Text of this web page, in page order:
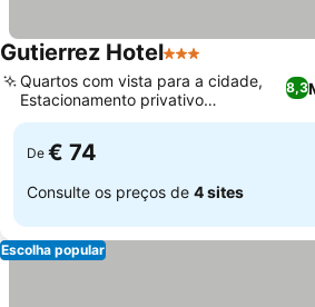
Gutierrez Hotel3 Estrelas
8,3
Quartos com vista para a cidade,
Estacionamento privativo
conveniente
De € 74
Consulte os preços de 4 sites
Escolha popular